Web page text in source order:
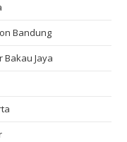
Bandung
Jaya